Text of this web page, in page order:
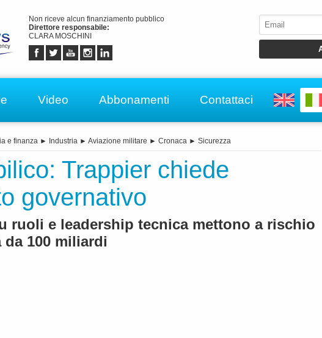
Non riceve alcun finanziamento pubblico
Direttore responsabile:
CLARA MOSCHINI
Video Abbonamenti Contattaci
e finanza ► Industria ► Aviazione militare ► Cronaca ► Sicurezza
Trappier chiede
governativo
ruoli e leadership tecnica mettono a rischio
100 miliardi